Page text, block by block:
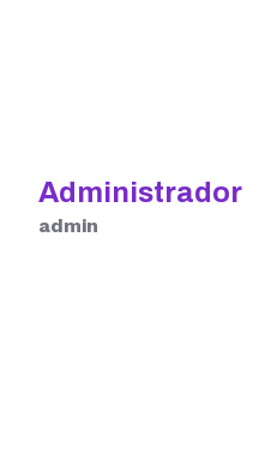
Administrador
admin